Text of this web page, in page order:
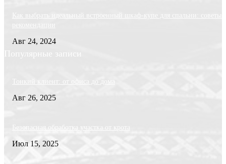
Как выбрать идеальный встроенный шкаф-купе для спальни: советы
рекомендации
Авг 24, 2024
Популярные записи
Тонкий клиент: от офиса до дома
Авг 26, 2025
Безопасная обработка участка от крота
Июл 15, 2025